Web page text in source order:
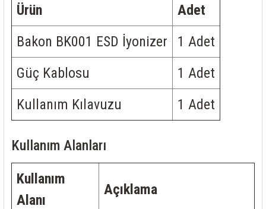
Ürün
Adet
Bakon BK001 ESD İyonizer
1 Adet
Güç Kablosu
1 Adet
Kullanım Kılavuzu
1 Adet
Kullanım Alanları
Kullanım
Alanı
Açıklama